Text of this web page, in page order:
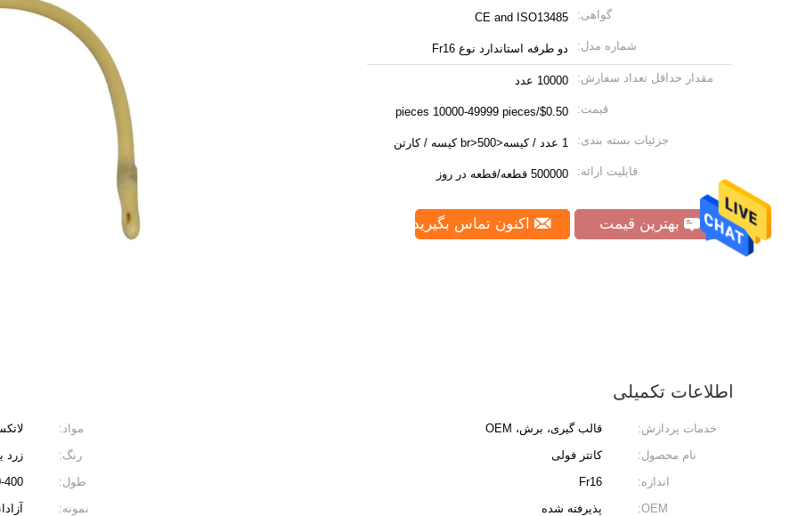
گواهی: CE and ISO13485
شماره مدل: دو طرفه استاندارد نوع Fr16
مقدار حداقل تعداد سفارش: 10000 عدد
قیمت: $0.50/pieces 10000-49999 pieces
جزئیات بسته بندی: 1 عدد / کیسه<br>500 کیسه / کارتن
قابلیت ارائه: 500000 قطعه/قطعه در روز
بهترین قیمت اکنون تماس بگیرید
اطلاعات تکمیلی
خدمات پردازش: قالب گیری، برش، OEM مواد:
لاتکس
نام محصول:
کاتتر فولی رنگ:
زرد
اندازه:
Fr16 طول:
390-400
OEM:
پذیرفته شده نمونه: